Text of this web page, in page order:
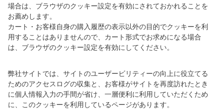
場合は、ブラウザのクッキー設定を有効にされておかれることを
お薦めします。
カート・お客様自身の購入履歴の表示以外の目的でクッキーを利
用することはありませんので、カート形式でお求めになる場合
は、ブラウザのクッキー設定を有効にしてください。
弊社サイトでは、サイトのユーザービリティーの向上に役立てる
ためのアクセスログの収集と、お客様がサイトを再度訪れたとき
に個人情報入力の手間が省け、一層便利に利用していただくため
に、このクッキーを利用しているページがあります。